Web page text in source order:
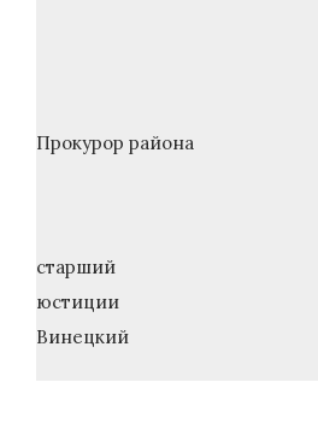
Прокурор района
старший
Винецкий